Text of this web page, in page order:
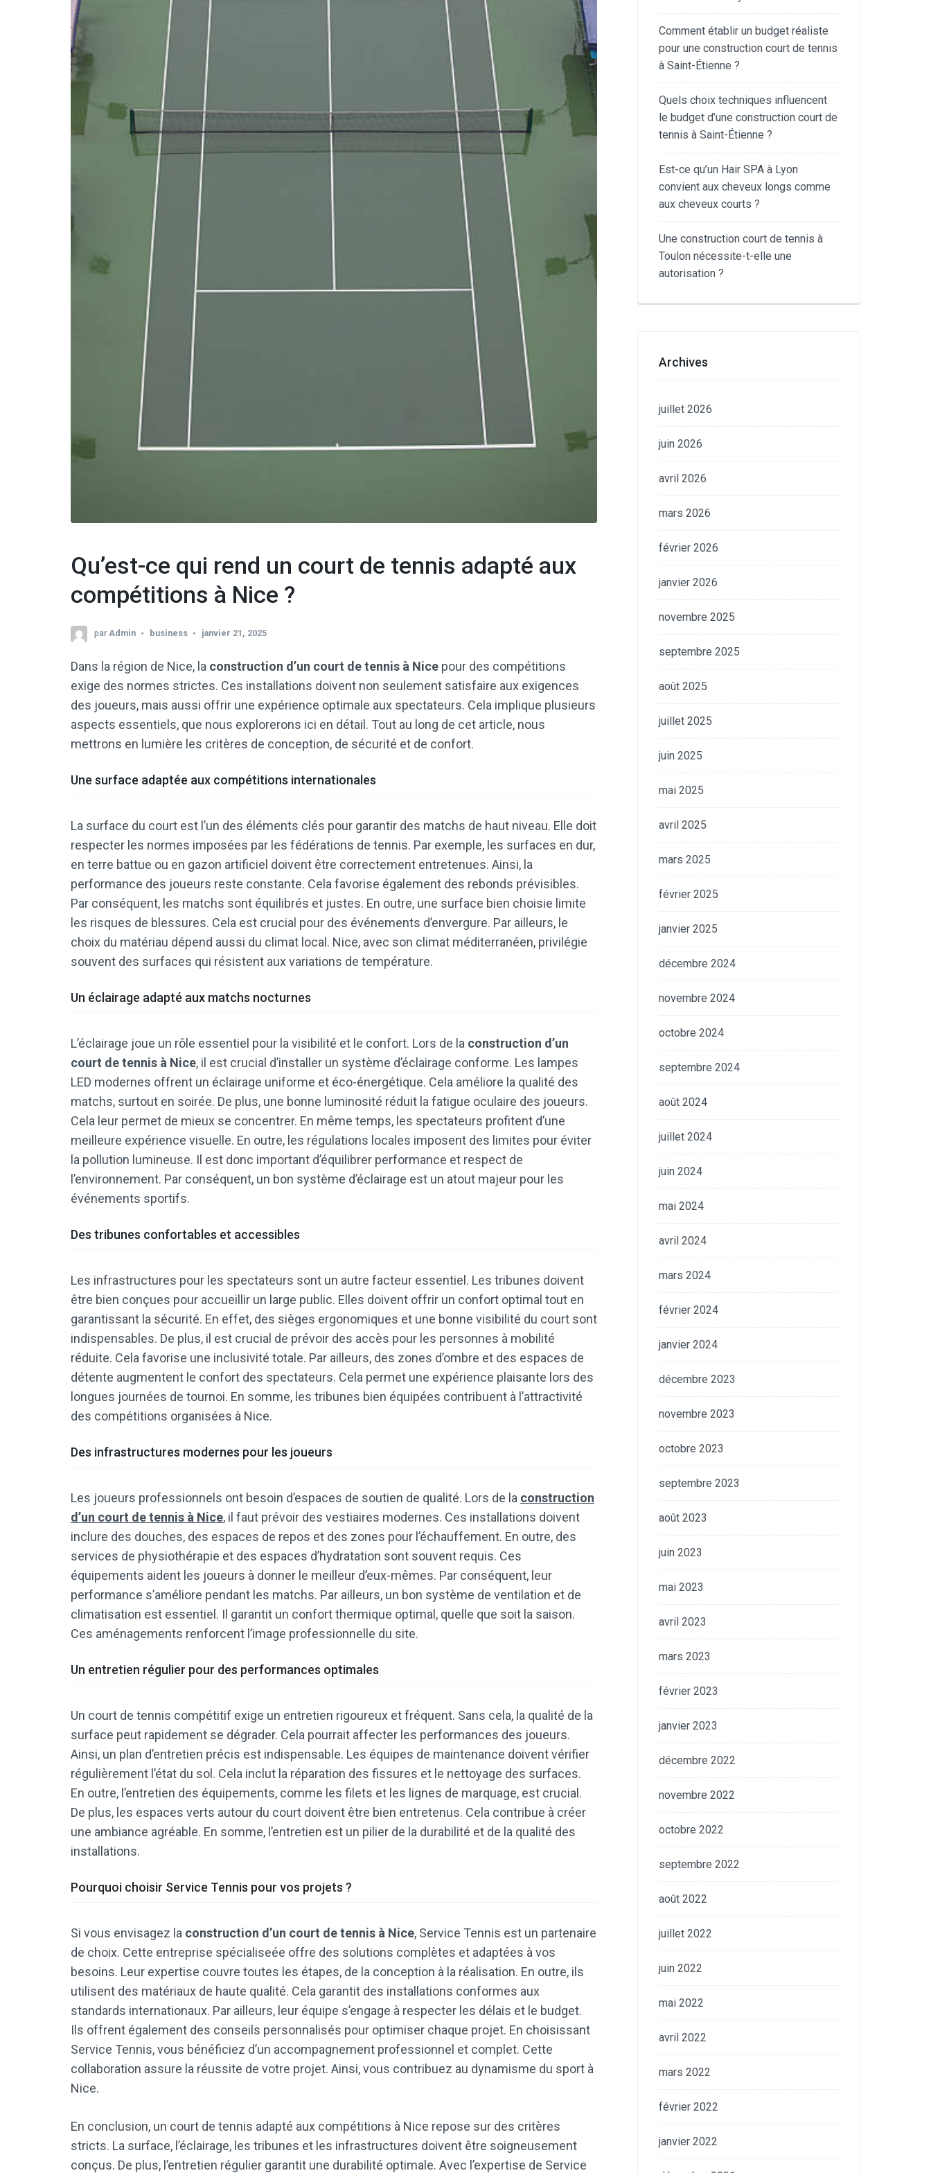
Qu’est-ce qui rend un court de tennis adapté aux
compétitions à Nice ?
par Admin business janvier 21, 2025
Dans la région de Nice, la construction d’un court de tennis à Nice pour des compétitions
exige des normes strictes. Ces installations doivent non seulement satisfaire aux exigences
des joueurs, mais aussi offrir une expérience optimale aux spectateurs. Cela implique plusieurs
aspects essentiels, que nous explorerons ici en détail. Tout au long de cet article, nous
mettrons en lumière les critères de conception, de sécurité et de confort.
Une surface adaptée aux compétitions internationales
La surface du court est l’un des éléments clés pour garantir des matchs de haut niveau. Elle doit
respecter les normes imposées par les fédérations de tennis. Par exemple, les surfaces en dur,
en terre battue ou en gazon artificiel doivent être correctement entretenues. Ainsi, la
performance des joueurs reste constante. Cela favorise également des rebonds prévisibles.
Par conséquent, les matchs sont équilibrés et justes. En outre, une surface bien choisie limite
les risques de blessures. Cela est crucial pour des événements d’envergure. Par ailleurs, le
choix du matériau dépend aussi du climat local. Nice, avec son climat méditerranéen, privilégie
souvent des surfaces qui résistent aux variations de température.
Un éclairage adapté aux matchs nocturnes
L’éclairage joue un rôle essentiel pour la visibilité et le confort. Lors de la construction d’un
court de tennis à Nice, il est crucial d’installer un système d’éclairage conforme. Les lampes
LED modernes offrent un éclairage uniforme et éco-énergétique. Cela améliore la qualité des
matchs, surtout en soirée. De plus, une bonne luminosité réduit la fatigue oculaire des joueurs.
Cela leur permet de mieux se concentrer. En même temps, les spectateurs profitent d’une
meilleure expérience visuelle. En outre, les régulations locales imposent des limites pour éviter
la pollution lumineuse. Il est donc important d’équilibrer performance et respect de
l’environnement. Par conséquent, un bon système d’éclairage est un atout majeur pour les
événements sportifs.
Des tribunes confortables et accessibles
Les infrastructures pour les spectateurs sont un autre facteur essentiel. Les tribunes doivent
être bien conçues pour accueillir un large public. Elles doivent offrir un confort optimal tout en
garantissant la sécurité. En effet, des sièges ergonomiques et une bonne visibilité du court sont
indispensables. De plus, il est crucial de prévoir des accès pour les personnes à mobilité
réduite. Cela favorise une inclusivité totale. Par ailleurs, des zones d’ombre et des espaces de
détente augmentent le confort des spectateurs. Cela permet une expérience plaisante lors des
longues journées de tournoi. En somme, les tribunes bien équipées contribuent à l’attractivité
des compétitions organisées à Nice.
Des infrastructures modernes pour les joueurs
Les joueurs professionnels ont besoin d’espaces de soutien de qualité. Lors de la construction
d’un court de tennis à Nice, il faut prévoir des vestiaires modernes. Ces installations doivent
inclure des douches, des espaces de repos et des zones pour l’échauffement. En outre, des
services de physiothérapie et des espaces d’hydratation sont souvent requis. Ces
équipements aident les joueurs à donner le meilleur d’eux-mêmes. Par conséquent, leur
performance s’améliore pendant les matchs. Par ailleurs, un bon système de ventilation et de
climatisation est essentiel. Il garantit un confort thermique optimal, quelle que soit la saison.
Ces aménagements renforcent l’image professionnelle du site.
Un entretien régulier pour des performances optimales
Un court de tennis compétitif exige un entretien rigoureux et fréquent. Sans cela, la qualité de la
surface peut rapidement se dégrader. Cela pourrait affecter les performances des joueurs.
Ainsi, un plan d’entretien précis est indispensable. Les équipes de maintenance doivent vérifier
régulièrement l’état du sol. Cela inclut la réparation des fissures et le nettoyage des surfaces.
En outre, l’entretien des équipements, comme les filets et les lignes de marquage, est crucial.
De plus, les espaces verts autour du court doivent être bien entretenus. Cela contribue à créer
une ambiance agréable. En somme, l’entretien est un pilier de la durabilité et de la qualité des
installations.
Pourquoi choisir Service Tennis pour vos projets ?
Si vous envisagez la construction d’un court de tennis à Nice, Service Tennis est un partenaire
de choix. Cette entreprise spécialiseée offre des solutions complètes et adaptées à vos
besoins. Leur expertise couvre toutes les étapes, de la conception à la réalisation. En outre, ils
utilisent des matériaux de haute qualité. Cela garantit des installations conformes aux
standards internationaux. Par ailleurs, leur équipe s’engage à respecter les délais et le budget.
Ils offrent également des conseils personnalisés pour optimiser chaque projet. En choisissant
Service Tennis, vous bénéficiez d’un accompagnement professionnel et complet. Cette
collaboration assure la réussite de votre projet. Ainsi, vous contribuez au dynamisme du sport à
Nice.
En conclusion, un court de tennis adapté aux compétitions à Nice repose sur des critères
stricts. La surface, l’éclairage, les tribunes et les infrastructures doivent être soigneusement
conçus. De plus, l’entretien régulier garantit une durabilité optimale. Avec l’expertise de Service
Comment établir un budget réaliste
pour une construction court de tennis
à Saint-Étienne ?
Quels choix techniques influencent
le budget d’une construction court de
tennis à Saint-Étienne ?
Est-ce qu’un Hair SPA à Lyon
convient aux cheveux longs comme
aux cheveux courts ?
Une construction court de tennis à
Toulon nécessite-t-elle une
autorisation ?
Archives
juillet 2026
juin 2026
avril 2026
mars 2026
février 2026
janvier 2026
novembre 2025
septembre 2025
août 2025
juillet 2025
juin 2025
mai 2025
avril 2025
mars 2025
février 2025
janvier 2025
décembre 2024
novembre 2024
octobre 2024
septembre 2024
août 2024
juillet 2024
juin 2024
mai 2024
avril 2024
mars 2024
février 2024
janvier 2024
décembre 2023
novembre 2023
octobre 2023
septembre 2023
août 2023
juin 2023
mai 2023
avril 2023
mars 2023
février 2023
janvier 2023
décembre 2022
novembre 2022
octobre 2022
septembre 2022
août 2022
juillet 2022
juin 2022
mai 2022
avril 2022
mars 2022
février 2022
janvier 2022